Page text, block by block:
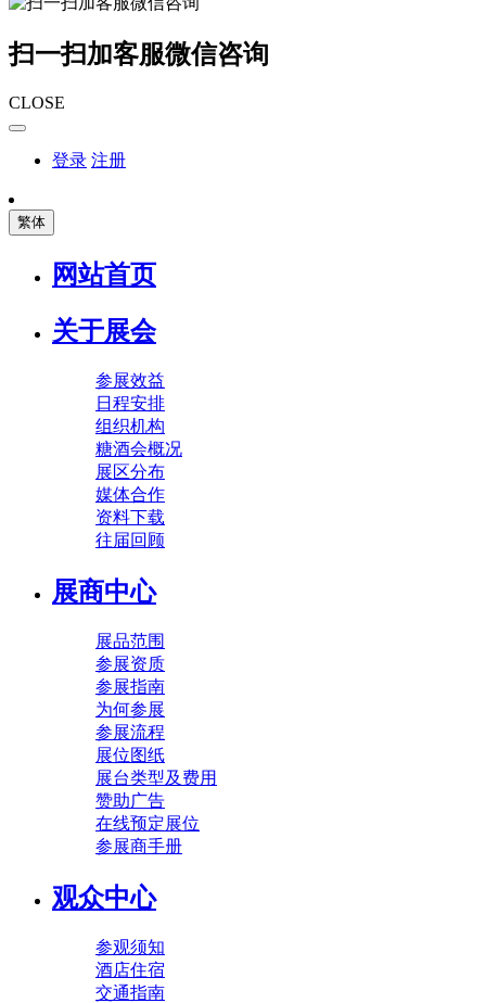
扫一扫加客服微信咨询
CLOSE
登录 注册
繁体
网站首页
关于展会
参展效益
日程安排
组织机构
糖酒会概况
展区分布
媒体合作
资料下载
往届回顾
展商中心
展品范围
参展资质
参展指南
为何参展
参展流程
展位图纸
展台类型及费用
赞助广告
在线预定展位
参展商手册
观众中心
参观须知
酒店住宿
交通指南